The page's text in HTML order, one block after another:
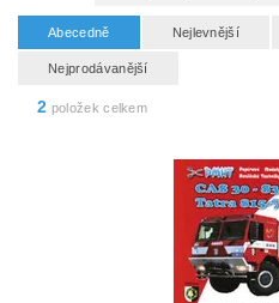
Abecedně Nejlevnější
Nejprodávanější
2 položek celkem